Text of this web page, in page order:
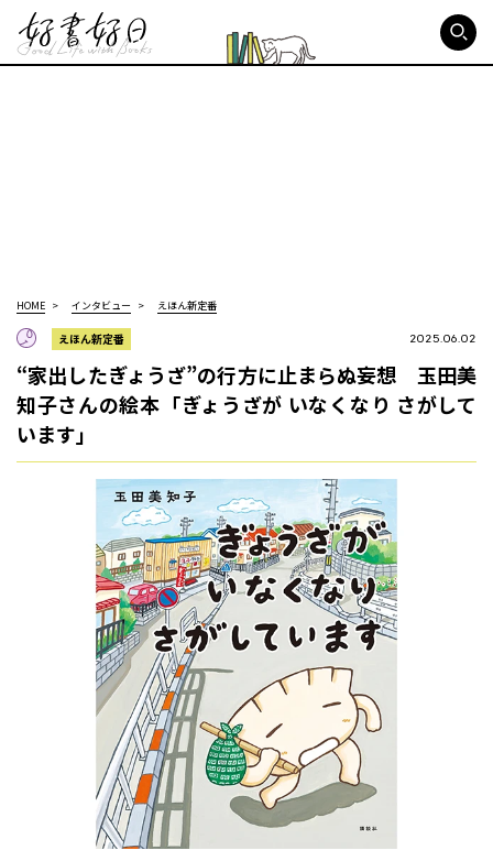
HOME インタビュー えほん新定番
えほん新定番 2025.06.02
“家出したぎょうざ”の行方に止まらぬ妄想 玉田美
知子さんの絵本「ぎょうざが いなくなり さがして
います」